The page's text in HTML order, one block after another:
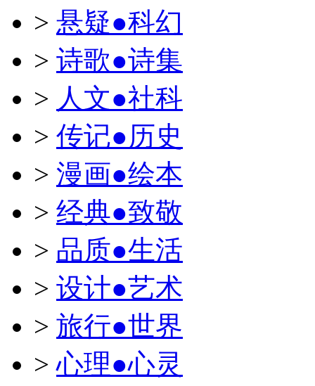
> 悬疑●科幻
> 诗歌●诗集
> 人文●社科
> 传记●历史
> 漫画●绘本
> 经典●致敬
> 品质●生活
> 设计●艺术
> 旅行●世界
>心理●心灵